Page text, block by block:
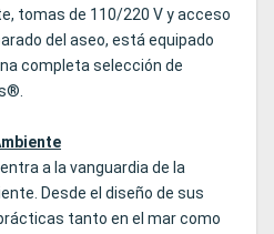
tomas de 110/220 V y acceso
del aseo, está equipado
completa selección de
a la vanguardia de la
Desde el diseño de sus
tanto en el mar como